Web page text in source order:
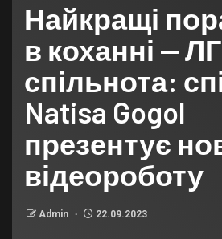
Найкращі
в коханні —
спільнота:
Natisa Gogol
презентує
відеороботу
Admin 22.09.2023